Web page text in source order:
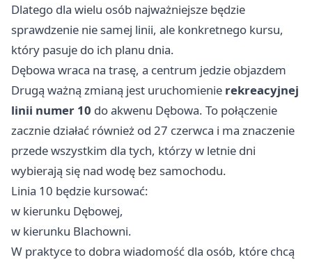
Dlatego dla wielu osób najważniejsze będzie
sprawdzenie nie samej linii, ale konkretnego kursu,
który pasuje do ich planu dnia.
Dębowa wraca na trasę, a centrum jedzie objazdem
Drugą ważną zmianą jest uruchomienie rekreacyjnej
linii numer 10 do akwenu Dębowa. To połączenie
zacznie działać również od 27 czerwca i ma znaczenie
przede wszystkim dla tych, którzy w letnie dni
wybierają się nad wodę bez samochodu.
Linia 10 będzie kursować:
w kierunku Dębowej,
w kierunku Blachowni.
W praktyce to dobra wiadomość dla osób, które chcą